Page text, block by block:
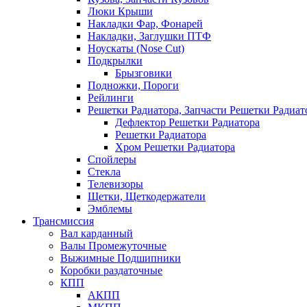
Люки Крыши
Накладки Фар, Фонарей
Накладки, Заглушки ПТФ
Ноускаты (Nose Cut)
Подкрылки
Брызговики
Подножки, Пороги
Рейлинги
Решетки Радиатора, Запчасти Решетки
Дефлектор Решетки Радиатора
Решетки Радиатора
Хром Решетки Радиатора
Спойлеры
Стекла
Телевизоры
Щетки, Щеткодержатели
Эмблемы
Трансмиссия
Вал карданный
Валы Промежуточные
Выжимные Подшипники
Коробки раздаточные
КПП
АКПП